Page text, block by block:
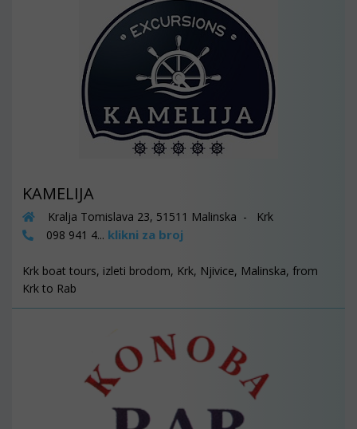
KAMELIJA
Kralja Tomislava 23, 51511 Malinska - Krk
098 941 4... klikni za broj
Krk boat tours, izleti brodom, Krk, Njivice, Malinska, from
Krk to Rab